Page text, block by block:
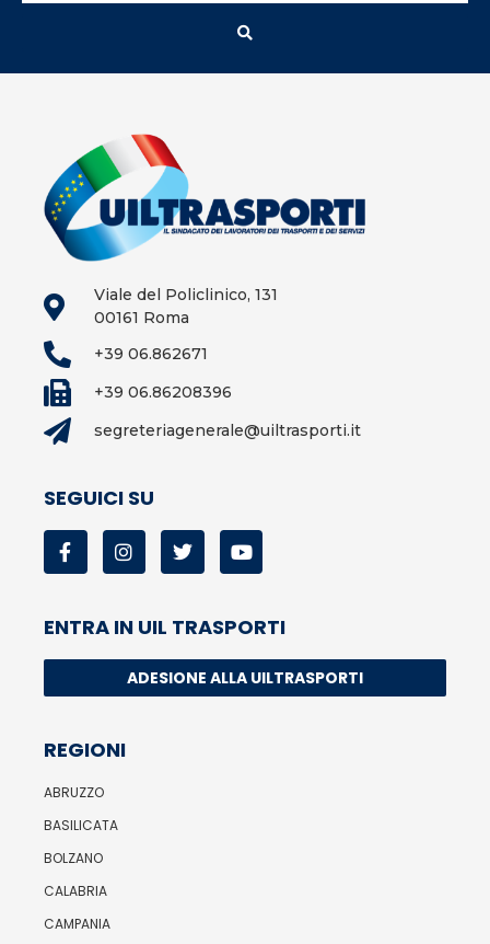
Viale del Policlinico, 131
00161 Roma
+39 06.862671
+39 06.86208396
segreteriagenerale@uiltrasporti.it
SEGUICI SU
ENTRA IN UIL TRASPORTI
ADESIONE ALLA UILTRASPORTI
REGIONI
ABRUZZO
BASILICATA
BOLZANO
CALABRIA
CAMPANIA